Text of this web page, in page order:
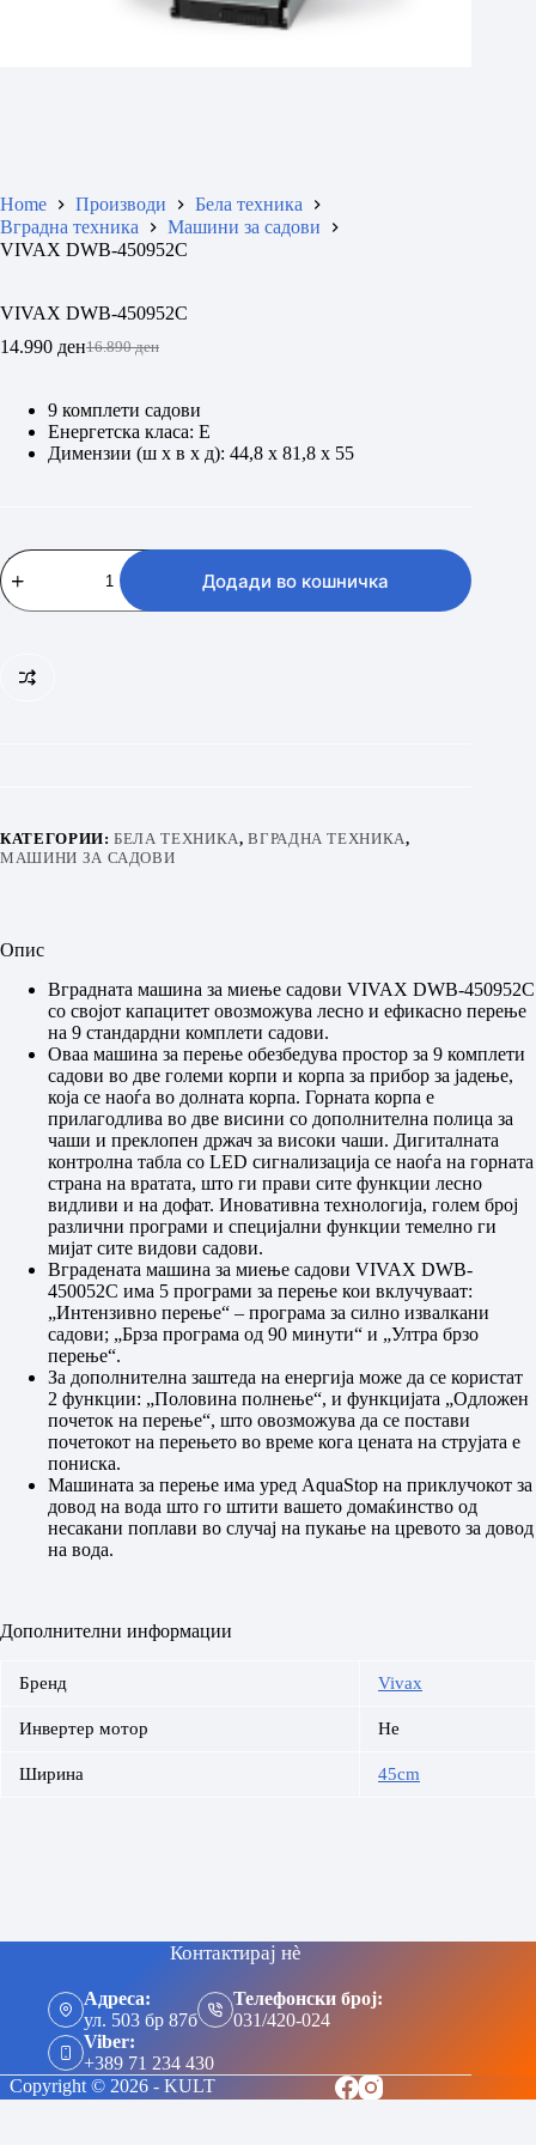
Home Производи
Бела техника
Вградна техника
Машини за садови
VIVAX DWB-450952C
VIVAX DWB-450952C
16.890ден
Original
16.890 ден.
14.990 денCurrent
14.990 ден.
9 комплети садови
Eнергетска класа: E
Димензии (ш x в x д): 44,8 x 81,8 x 55
VIVAX
DWB-
450952C
Додади во кошничка
КАТЕГОРИИ:БЕЛА ТЕХНИКА,ВГРАДНА ТЕХНИКА,
МАШИНИ ЗА САДОВИ
Опис
Вградната машина за миење садови VIVAX DWB-450952C
со својот капацитет овозможува лесно и ефикасно перење
на 9 стандардни комплети садови.
Оваа машина за перење обезбедува простор за 9 комплети
садови во две големи корпи и корпа за прибор за јадење,
која се наоѓа во долната корпа. Горната корпа е
прилагодлива во две висини со дополнителна полица за
чаши и преклопен држач за високи чаши. Дигиталната
контролна табла со LED сигнализација се наоѓа на горната
страна на вратата, што ги прави сите функции лесно
видливи и на дофат. Иновативна технологија, голем број
различни програми и специјални функции темелно ги
мијат сите видови садови.
Вградената машина за миење садови VIVAX DWB-
450052C има 5 програми за перење кои вклучуваат:
„Интензивно перење“ – програма за силно извалкани
садови; „Брза програма од 90 минути“ и „Ултра брзо
перење“.
За дополнителна заштеда на енергија може да се користат
2 функции: „Половина полнење“, и функцијата „Одложен
почеток на перење“, што овозможува да се постави
почетокот на перењето во време кога цената на струјата е
пониска.
Машината за перење има уред AquaStop на приклучокот за
довод на вода што го штити вашето домаќинство од
несакани поплави во случај на пукање на цревото за довод
на вода.
Дополнителни информации
Бренд Vivax
Инвертер мотор Не
Ширина 45cm
Контактирај нè
Адреса:
ул. 503 бр 87б
Телефонски број:
031/420-024
Viber:
+389 71 234 430
Copyright © 2026 - KULT